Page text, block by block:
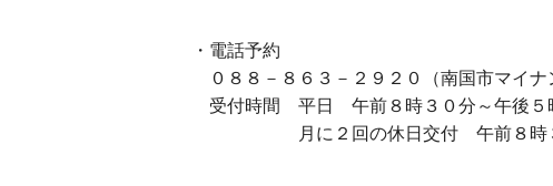
・電話予約
０８８－８６３－２９２０（南国市マイナ
受付時間 平日 午前８時３０分～午後５
月に２回の休日交付 午前８時３